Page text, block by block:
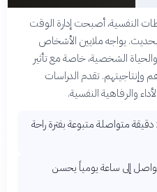
النفسية، أصبحت إدارة الوقت
يواجه ملايين الأشخاص
الشخصية، خاصة مع تأثير
وإنتاجيتهم. تقدم الدراسات
والرفاهية النفسية.
تقنية بومودورو: العمل لمدة 25 دقيقة متواصلة متبوعة بفترة راحة
إلى ساعة يومياً يحسن